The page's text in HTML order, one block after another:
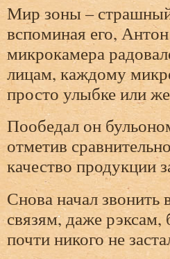
Мир зоны –
вспоминая его,
микрокамера
лицам, каждому
просто улыбке или
Пообедал он
отметив
качество продукции
Снова начал звонить
связям, даже
почти никого не